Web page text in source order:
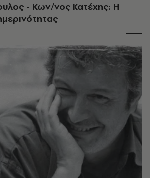
- Κων/νος Κατέχης: Η